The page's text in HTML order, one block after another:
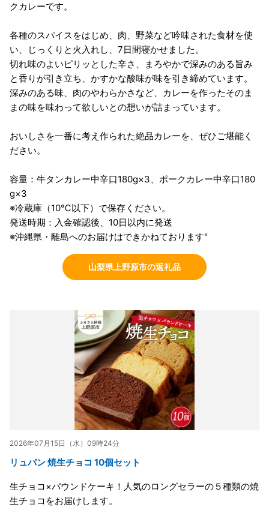
クカレーです。
各種のスパイスをはじめ、肉、野菜など吟味された食材を使
い、じっくりと火入れし、7日間寝かせました。
切れ味のよいピリッとした辛さ、まろやかで深みのある旨み
と香りが引き立ち、かすかな酸味が味を引き締めています。
深みのある味、肉のやわらかさなど、カレーを作ったそのま
まの味を味わって欲しいとの想いが詰まっています。
おいしさを一番に考え作られた絶品カレーを、ぜひご堪能く
ださい。
容量：牛タンカレー中辛口180g×3、ポークカレー中辛口180
g×3
※冷蔵庫（10℃以下）で保存ください。
発送時期：入金確認後、10日以内に発送
※沖縄県・離島へのお届けはできかねております"
山梨県上野原市の返礼品
2026年07月15日（水）09時24分
リュバン 焼生チョコ 10個セット
生チョコ×パウンドケーキ！人気のロングセラーの５種類の焼
生チョコをお届けします。